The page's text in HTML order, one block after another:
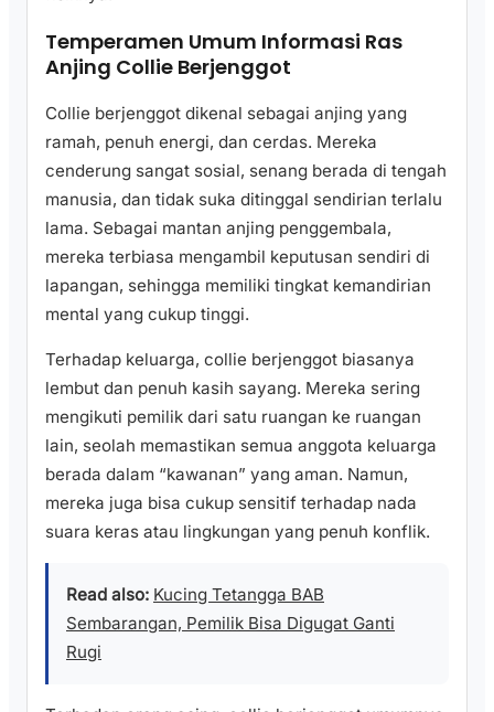
Temperamen Umum Informasi Ras
Anjing Collie Berjenggot
Collie berjenggot dikenal sebagai anjing yang
ramah, penuh energi, dan cerdas. Mereka
cenderung sangat sosial, senang berada di tengah
manusia, dan tidak suka ditinggal sendirian terlalu
lama. Sebagai mantan anjing penggembala,
mereka terbiasa mengambil keputusan sendiri di
lapangan, sehingga memiliki tingkat kemandirian
mental yang cukup tinggi.
Terhadap keluarga, collie berjenggot biasanya
lembut dan penuh kasih sayang. Mereka sering
mengikuti pemilik dari satu ruangan ke ruangan
lain, seolah memastikan semua anggota keluarga
berada dalam “kawanan” yang aman. Namun,
mereka juga bisa cukup sensitif terhadap nada
suara keras atau lingkungan yang penuh konflik.
Read also: Kucing Tetangga BAB
Sembarangan, Pemilik Bisa Digugat Ganti
Rugi